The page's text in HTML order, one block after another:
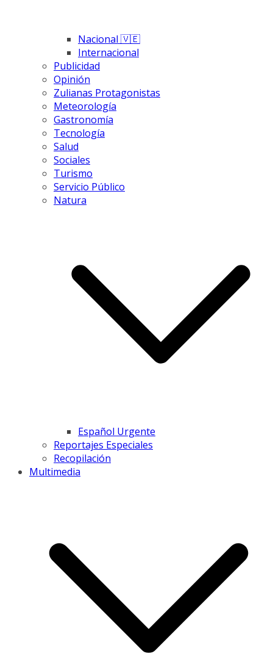
Nacional 🇻🇪
Internacional
Publicidad
Opinión
Zulianas Protagonistas
Meteorología
Gastronomía
Tecnología
Salud
Sociales
Turismo
Servicio Público
Natura
Español Urgente
Reportajes Especiales
Recopilación
Multimedia